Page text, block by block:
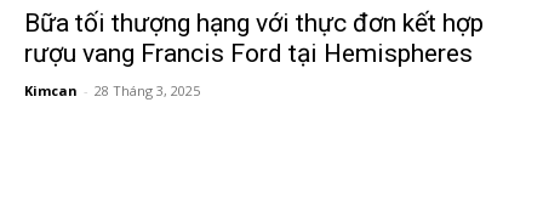
Bữa tối thượng hạng với thực đơn kết hợp
rượu vang Francis Ford tại Hemispheres
Kimcan - 28 Tháng 3, 2025